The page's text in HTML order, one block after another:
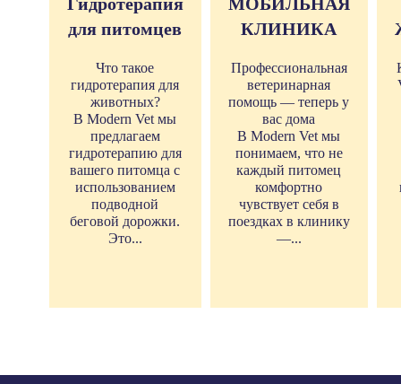
для питомцев
Что такое
гидротерапия для
животных?
В Modern Vet мы
предлагаем
гидротерапию для
вашего питомца с
использованием
подводной
беговой дорожки.
Это...
КЛИНИКА
Профессиональная
ветеринарная
помощь — теперь у
вас дома
В Modern Vet мы
понимаем, что не
каждый питомец
комфортно
чувствует себя в
поездках в клинику
—...